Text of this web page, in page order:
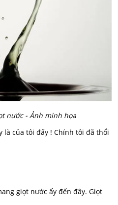
nước - Ảnh minh họa
là của tôi đấy ! Chính tôi đã thổi
giọt nước ấy đến đây. Giọt